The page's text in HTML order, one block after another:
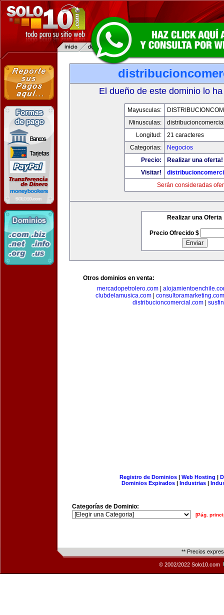
El dueño de este dominio lo
Mayusculas:
Minusculas:
Longitud:
21 caracteres
Categorias:
Negocios
Precio:
Realizar una oferta!
Visitar!
Serán consideradas
Realizar una Oferta
Precio Ofrecido $
Otros dominios en venta:
mercadopetrolero.com|
clubdelamusica.com
consultoramarketing.com
distribucioncomercial.com
Registro de Dominios| Web Hosting |
Dominios Expirados | Industrias |
Categorías de Dominio:
[Pág.
** Precios
© 2002/2022 Solo10.com